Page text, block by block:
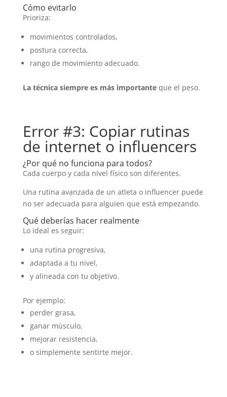
Cómo evitarlo
Prioriza:
movimientos controlados,
postura correcta,
rango de movimiento adecuado.
La técnica siempre es más importanteque el peso.
Error #3: Copiar rutinas
de internet o influencers
¿Por qué no funciona para todos?
Cada cuerpo y cada nivel físico son diferentes.
Una rutina avanzada de un atleta o influencer puede
no ser adecuada para alguien que está empezando.
Qué deberías hacer realmente
Lo ideal es seguir:
una rutina progresiva,
adaptada a tu nivel,
y alineada con tu objetivo.
Por ejemplo:
perder grasa,
ganar músculo,
mejorar resistencia,
o simplemente sentirte mejor.